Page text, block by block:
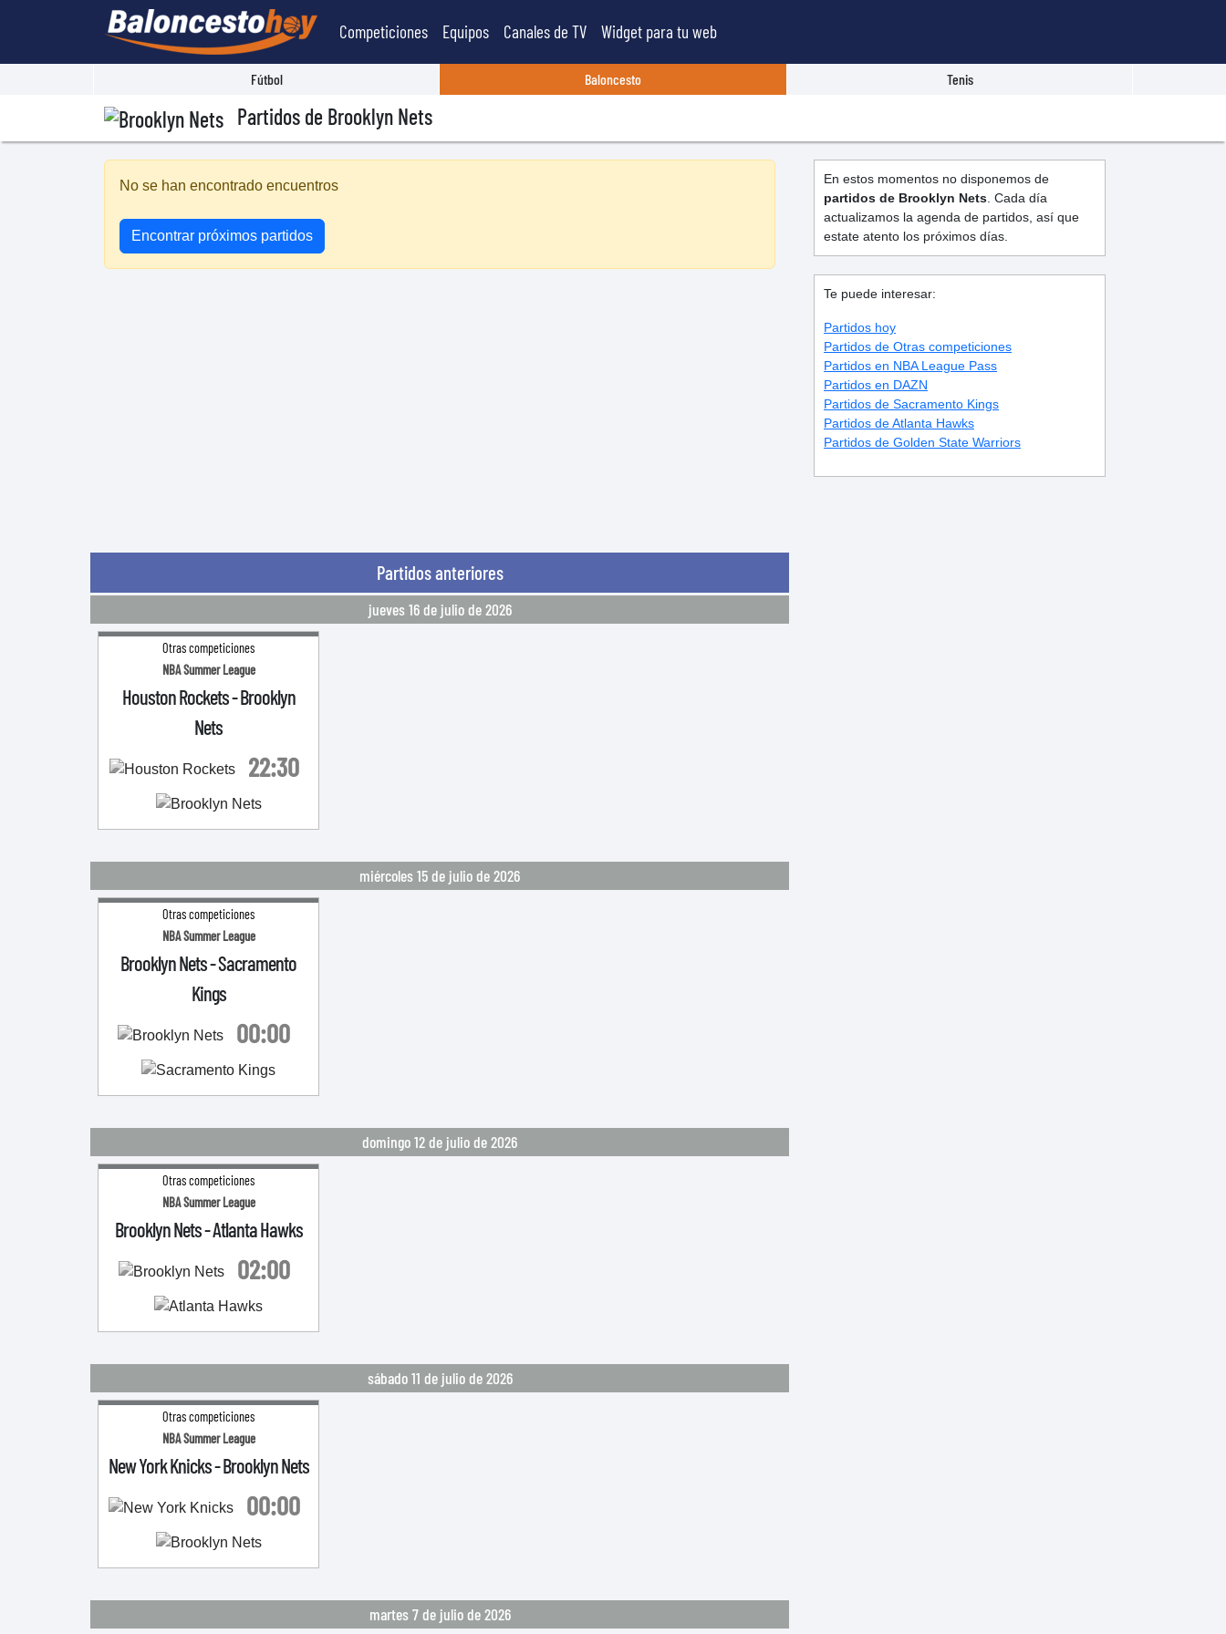
Competiciones Equipos Canales de TV Widget para tu web
Fútbol Baloncesto Tenis
Partidos de Brooklyn Nets
No se han encontrado encuentros
Encontrar próximos partidos
Partidos anteriores
jueves 16 de julio de 2026
Otras competiciones
NBA Summer League
Houston Rockets-Brooklyn
Nets
22:30
miércoles 15 de julio de 2026
Otras competiciones
NBA Summer League
Brooklyn Nets-Sacramento
Kings
00:00
domingo 12 de julio de 2026
Otras competiciones
NBA Summer League
Brooklyn Nets-Atlanta Hawks
02:00
sábado 11 de julio de 2026
Otras competiciones
NBA Summer League
New York Knicks-Brooklyn Nets
00:00
martes 7 de julio de 2026
En estos momentos no disponemos de
partidos de Brooklyn Nets . Cada día
actualizamos la agenda de partidos, así que
estate atento los próximos días.
Te puede interesar:
Partidos hoy
Partidos de Otras competiciones
Partidos en NBA League Pass
Partidos en DAZN
Partidos de Sacramento Kings
Partidos de Atlanta Hawks
Partidos de Golden State Warriors